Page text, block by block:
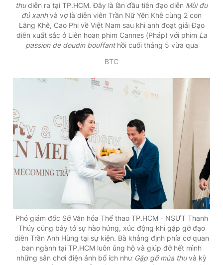
Hotline
0906 645 777
Liên hệ quảng cáo
0908 780 404
RSS
Phó tổng biên tập thường trực: Hải Thành
Tổng thư ký tòa soạn: Đức Trung
Giấy phép xuất bản số 110/GP - BTTTT cấp ngày 24.3.2020
© 2003-2026 Bản quyền thuộc về Báo Thanh Niên. Cấm sao
chép dưới mọi hình thức nếu không có sự chấp thuận bằng văn
bản. Phát triển bởi ePi Technologies, JSC.
thudiễn ra tại TP.HCM. Đây là lần đầu tiên đạo diễn Mùi đu
đủ xanhvà vợ là diễn viên Trần Nữ Yên Khê cùng 2 con
Lãng Khê, Cao Phi về Việt Nam sau khi anh đoạt giải Đạo
diễn xuất sắc ở Liên hoan phim Cannes (Pháp) với phim La
passion de doudin bouffanthồi cuối tháng 5 vừa qua
BTC
Phó giám đốc Sở Văn hóa Thể thao TP.HCM - NSƯT Thanh
Thúy cũng bày tỏ sự hào hứng, xúc động khi gặp gỡ đạo
diễn Trần Anh Hùng tại sự kiện. Bà khẳng định phía cơ quan
ban ngành tại TP.HCM luôn ủng hộ và giúp đỡ hết mình
những sân chơi điện ảnh bổ ích như Gặp gỡ mùa thuvà kỳ